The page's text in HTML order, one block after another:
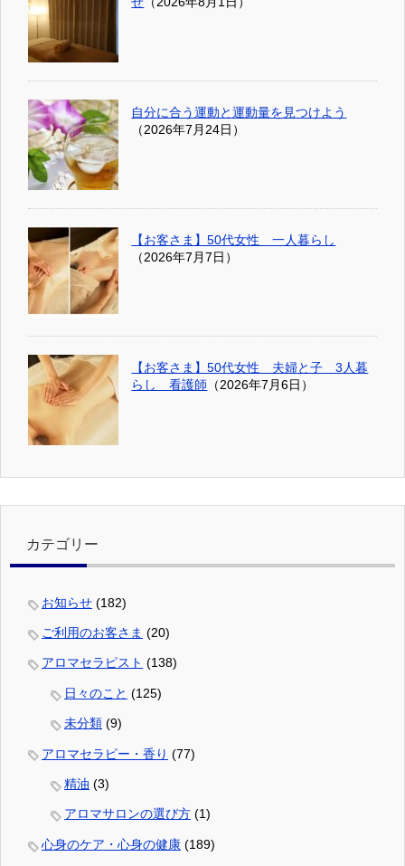
自分に合う運動と運動量を見つけよう
（2026年7月24日）
【お客さま】50代女性 一人暮らし
（2026年7月7日）
【お客さま】50代女性 夫婦と子 3人暮
らし 看護師 （2026年7月6日）
カテゴリー
お知らせ (182)
ご利用のお客さま (20)
アロマセラピスト (138)
日々のこと (125)
未分類 (9)
アロマセラピー・香り (77)
精油 (3)
アロマサロンの選び方 (1)
心身のケア・心身の健康 (189)